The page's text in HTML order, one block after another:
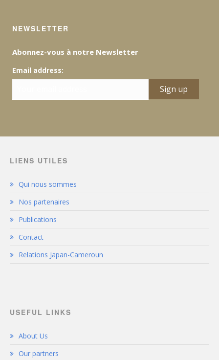
NEWSLETTER
Abonnez-vous à notre Newsletter
Email address:
LIENS UTILES
Qui nous sommes
Nos partenaires
Publications
Contact
Relations Japan-Cameroun
USEFUL LINKS
About Us
Our partners